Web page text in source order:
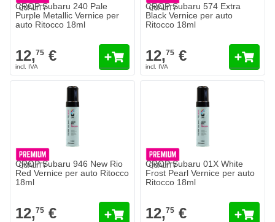
CROP Subaru 240 Pale
Purple Metallic Vernice per
auto Ritocco 18ml
12,75 €
CROP Subaru 574 Extra
Black Vernice per auto
Ritocco 18ml
12,75 €
CROP Subaru 946 New Rio
Red Vernice per auto Ritocco
18ml
12,75 €
CROP Subaru 01X White
Frost Pearl Vernice per auto
Ritocco 18ml
12,75 €